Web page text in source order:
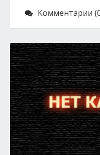
Комментарии